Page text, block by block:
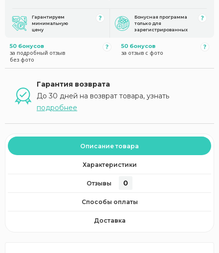
Гарантируем
минимальную
цену
Бонусная программа
только для
зарегистрированных
50 бонусов
за подробный отзыв
без фото
50 бонусов
за отзыв с фото
Гарантия возврата
До 30 дней на возврат товара, узнать
подробнее
Описание товара
Характеристики
Отзывы 0
Способы оплаты
Доставка